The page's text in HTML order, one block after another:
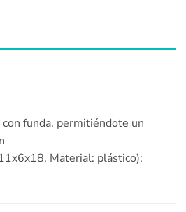
funda, permitiéndote un
Material: plástico):